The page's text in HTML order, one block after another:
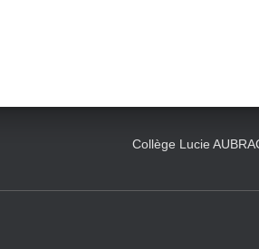
Collège Lucie